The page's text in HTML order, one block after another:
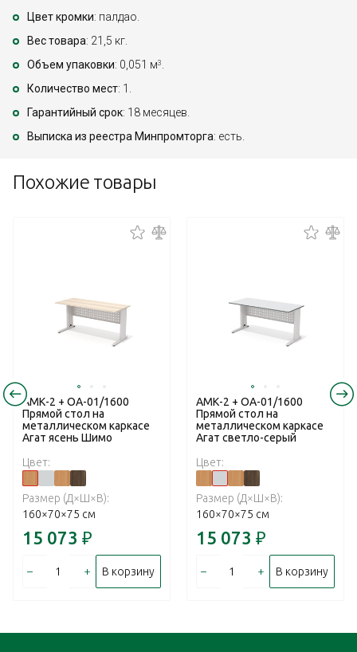
Цвет кромки: палдао.
Вес товара: 21,5 кг.
Объем упаковки: 0,051 м3 .
Количество мест: 1.
Гарантийный срок: 18 месяцев.
Выписка из реестра Минпромторга: есть.
Похожие товары
АМК-2 + ОА-01/1600
Прямой стол на
металлическом каркасе
Агат ясень Шимо
Цвет:
Размер (Д×Ш×В):
160×70×75 см
15 073 ₽
– + В корзину
АМК-2 + ОА-01/1600
Прямой стол на
металлическом каркасе
Агат светло-серый
Цвет:
Размер (Д×Ш×В):
160×70×75 см
15 073 ₽
– + В корзину